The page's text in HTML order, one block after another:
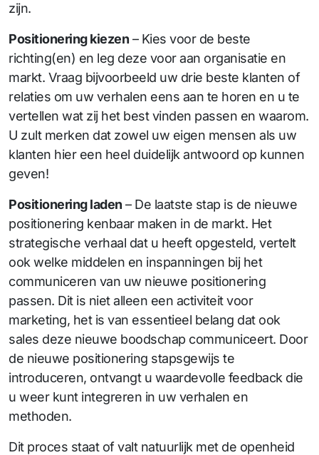
zijn.
Positionering kiezen – Kies voor de beste
richting(en) en leg deze voor aan organisatie en
markt. Vraag bijvoorbeeld uw drie beste klanten of
relaties om uw verhalen eens aan te horen en u te
vertellen wat zij het best vinden passen en waarom.
U zult merken dat zowel uw eigen mensen als uw
klanten hier een heel duidelijk antwoord op kunnen
geven!
Positionering laden – De laatste stap is de nieuwe
positionering kenbaar maken in de markt. Het
strategische verhaal dat u heeft opgesteld, vertelt
ook welke middelen en inspanningen bij het
communiceren van uw nieuwe positionering
passen. Dit is niet alleen een activiteit voor
marketing, het is van essentieel belang dat ook
sales deze nieuwe boodschap communiceert. Door
de nieuwe positionering stapsgewijs te
introduceren, ontvangt u waardevolle feedback die
u weer kunt integreren in uw verhalen en
methoden.
Dit proces staat of valt natuurlijk met de openheid